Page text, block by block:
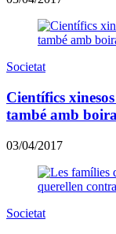
Societat
Científics
també amb boira
03/04/2017
Societat